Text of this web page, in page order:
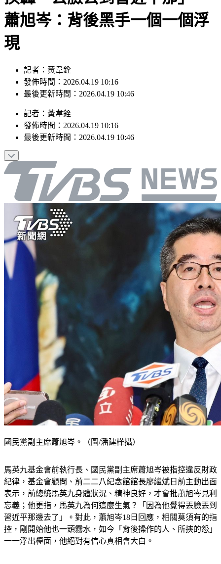
蕭旭岑：背後黑手一個一個浮
現
發佈時間：2026.04.19 10:16
最後更新時間：2026.04.19 10:46
發佈時間：2026.04.19 10:16
最後更新時間：2026.04.19 10:46
紀律，基金會顧問、前二二八紀念館館長廖繼斌日前主動出面
表示，前總統馬英九身體狀況、精神良好，才會批蕭旭岑見利
忘義；他更指，馬英九為何這麼生氣？「因為他覺得丟臉丟到
習近平那邊去了」。對此，蕭旭岑18日回應，相關莫須有的指
控，剛開始他也一頭霧水，如今「背後操作的人、所挾的怨」
一一浮出檯面，他絕對有信心真相會大白。